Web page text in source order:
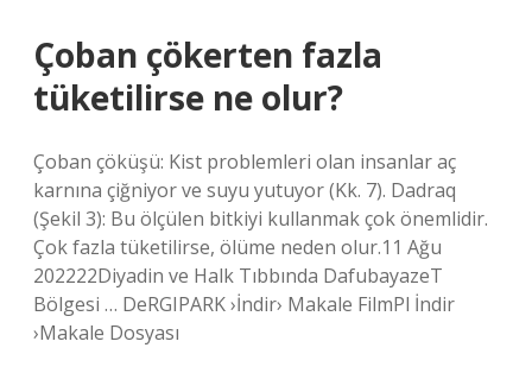
Çoban çökerten fazla
tüketilirse ne olur?
Çoban çöküşü: Kist problemleri olan insanlar aç
karnına çiğniyor ve suyu yutuyor (Kk. 7). Dadraq
(Şekil 3): Bu ölçülen bitkiyi kullanmak çok önemlidir.
Çok fazla tüketilirse, ölüme neden olur.11 Ağu
202222Diyadin ve Halk Tıbbında DafubayazeT
Bölgesi … DeRGIPARK ›İndir› Makale FilmPl İndir
›Makale Dosyası